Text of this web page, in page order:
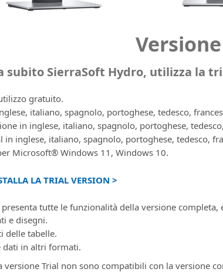
subito SierraSoft Hydro, utilizza la
gratuito.
italiano, spagnolo, portoghese, tedesco,
in inglese, italiano, spagnolo, portoghese,
in inglese, italiano, spagnolo, portoghese, tedesco,
Microsoft® Windows 11, Windows 10.
LA TRIAL VERSION >
presenta tutte le funzionalità della versione completa,
e disegni.
delle tabelle.
dati in altri formati.
versione Trial non sono compatibili con la versione